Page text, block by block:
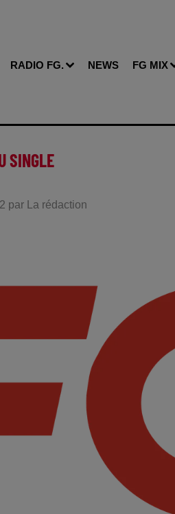
RADIO FG. NEWS FG MIX
SINGLE
par La rédaction